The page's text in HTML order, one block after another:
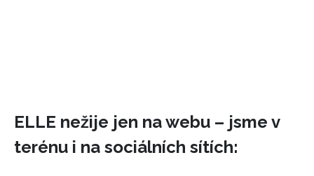
ELLE nežije jen na webu – jsme v
terénu i na sociálních sítích: